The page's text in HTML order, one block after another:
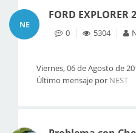
NE
FORD EXPLORER
0 5304
Viernes, 06 de Agosto de
Último mensaje por NEST